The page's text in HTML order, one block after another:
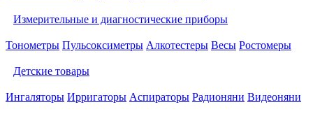
Измерительные и диагностические приборы
Тонометры Пульсоксиметры Алкотестеры Весы Ростомеры
Детские товары
Ингаляторы Ирригаторы Аспираторы Радионяни Видеоняни